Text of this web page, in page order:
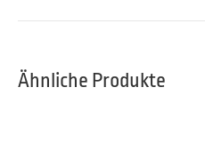
Ähnliche Produkte